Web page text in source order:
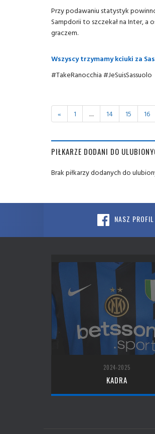
Przy podawaniu statystyk
Sampdorii to szczekał na Inter,
graczem.
Wszyscy trzymamy kciuki za
#TakeRanocchia #JeSuisSassuolo
« 1 ..... 14 15 16
PIŁKARZE DODANI DO
Brak piłkarzy dodanych do
NASZ
2024-2025
KADRA